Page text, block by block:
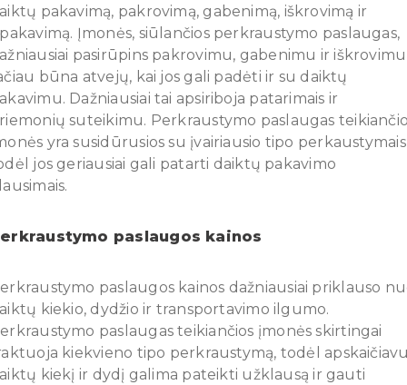
pakavimą, pakrovimą, gabenimą, iškrovimą ir
Įmonės, siūlančios perkraustymo paslaugas,
pasirūpins pakrovimu, gabenimu ir
būna atvejų, kai jos gali padėti ir su daiktų
Dažniausiai tai apsiriboja patarimais ir
suteikimu. Perkraustymo paslaugas
yra susidūrusios su įvairiausio tipo
jos geriausiai gali patarti daiktų pakavimo
paslaugos kainos
paslaugos kainos dažniausiai priklauso
kiekio, dydžio ir transportavimo ilgumo.
paslaugas teikiančios įmonės skirtingai
kiekvieno tipo perkraustymą, todėl
kiekį ir dydį galima pateikti užklausą ir gauti